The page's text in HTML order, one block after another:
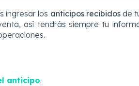
ingresar los anticipos recibidosde
así tendrás siempre tu
anticipo.